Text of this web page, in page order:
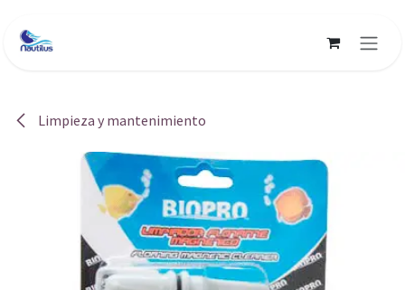
Limpieza y mantenimiento